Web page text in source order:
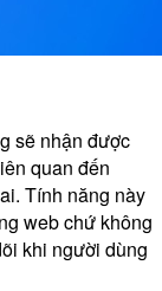
sẽ nhận được
quan đến
Tính năng này
web chứ không
khi người dùng